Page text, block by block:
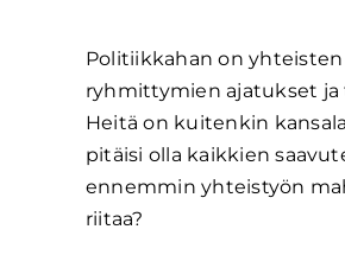
Politiikkahan on
ryhmittymien ajatukset ja
Heitä on kuitenkin
pitäisi olla kaikkien
ennemmin yhteistyön
riitaa?